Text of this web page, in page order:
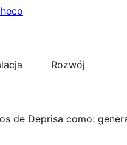
Rozwój
de Deprisa como: